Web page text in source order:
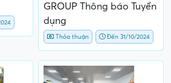
GROUP Thông báo Tuyển
dụng
Thỏa thuận Đến 31/10/2024